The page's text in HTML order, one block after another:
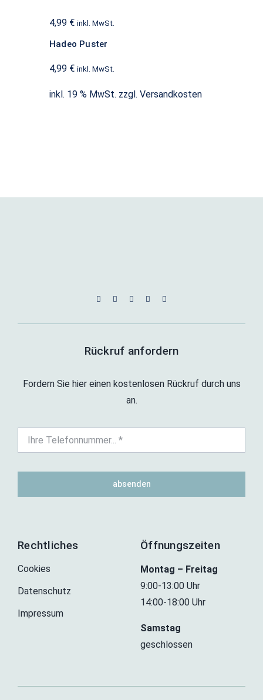
4,99 € inkl. MwSt.
Hadeo Puster
4,99 € inkl. MwSt.
inkl. 19 % MwSt. zzgl. Versandkosten
Rückruf anfordern
Fordern Sie hier einen kostenlosen Rückruf durch uns
an.
absenden
Rechtliches
Cookies
Datenschutz
Impressum
Öffnungszeiten
Montag – Freitag
9:00-13:00 Uhr
14:00-18:00 Uhr
Samstag
geschlossen